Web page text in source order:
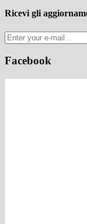
Ricevi gli
Facebook